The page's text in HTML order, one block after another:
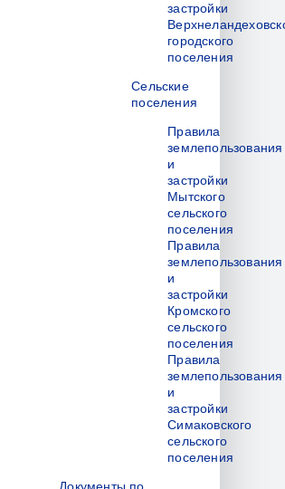
застройки
городского
поселения
Сельские
поселения
Правила
землепользования
и
застройки
Мытского
сельского
поселения
Правила
землепользования
и
застройки
Кромского
сельского
поселения
Правила
землепользования
и
застройки
Симаковского
сельского
поселения